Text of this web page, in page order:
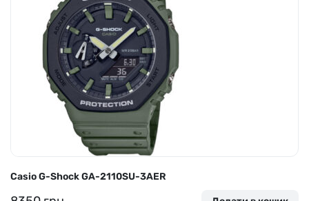
Casio G-Shock GA-2110SU-3AER